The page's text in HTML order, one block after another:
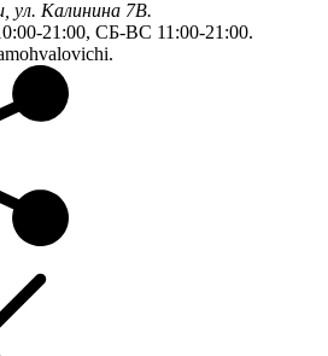
ул. Калинина 7В.
21:00, СБ-ВС 11:00-21:00.